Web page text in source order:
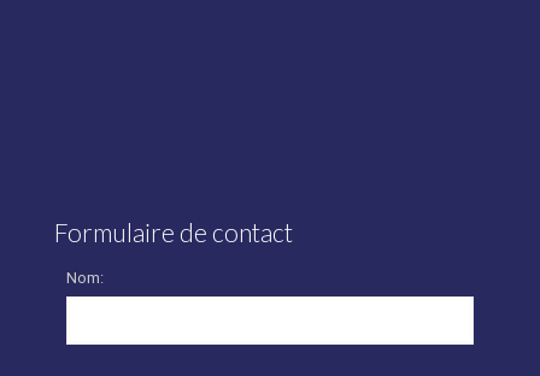
Formulaire de contact
Nom: